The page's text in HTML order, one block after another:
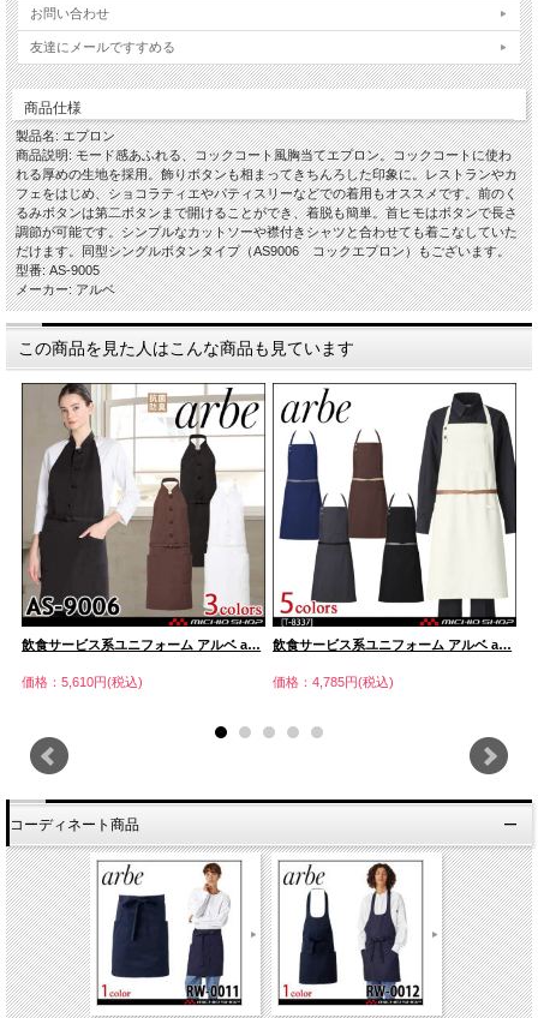
お問い合わせ
友達にメールですすめる
商品仕様
製品名: エプロン
商品説明: モード感あふれる、コックコート風胸当てエプロン。コックコートに使わ
れる厚めの生地を採用。飾りボタンも相まってきちんろした印象に。レストランやカ
フェをはじめ、ショコラティエやパティスリーなどでの着用もオススメです。前のく
るみボタンは第二ボタンまで開けることができ、着脱も簡単。首ヒモはボタンで長さ
調節が可能です。シンプルなカットソーや襟付きシャツと合わせても着こなしていた
だけます。同型シングルボタンタイプ（AS9006 コックエプロン）もございます。
型番: AS-9005
メーカー: アルベ
この商品を見た人はこんな商品も見ています
飲食サービス系ユニフォーム アルベ a…
価格：5,610円(税込)
飲食サービス系ユニフォーム アルベ a…
価格：4,785円(税込)
コーディネート商品